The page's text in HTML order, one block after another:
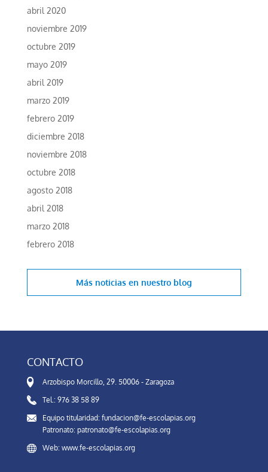
abril 2020
noviembre 2019
octubre 2019
mayo 2019
abril 2019
marzo 2019
febrero 2019
diciembre 2018
noviembre 2018
octubre 2018
agosto 2018
abril 2018
marzo 2018
febrero 2018
Más noticias en nuestro blog
CONTACTO
Arzobispo Morcillo, 29. 50006 - Zaragoza
Tel.: 976 38 58 89
Equipo titularidad: fundacion@fe-escolapias.org
Patronato: patronato@fe-escolapias.org
Web: www.fe-escolapias.org